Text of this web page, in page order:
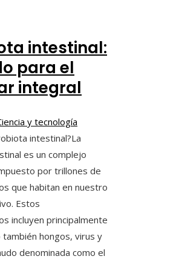
intestinal:
para el
integral
y tecnología
intestinal?La
es un complejo
por trillones de
que habitan en nuestro
Estos
incluyen principalmente
hongos, virus y
denominada como el